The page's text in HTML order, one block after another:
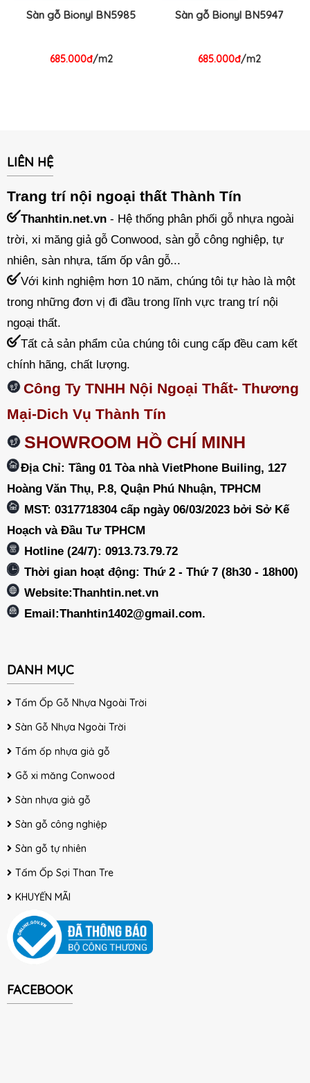
Sàn gỗ Bionyl BN5985
685.000đ/m2
Sàn gỗ Bionyl BN5947
685.000đ/m2
LIÊN HỆ
Trang trí nội ngoại thất Thành Tín
Thanhtin.net.vn - Hệ thống phân phối gỗ nhựa ngoài
trời, xi măng giả gỗ Conwood, sàn gỗ công nghiệp, tự
nhiên, sàn nhựa, tấm ốp vân gỗ...
Với kinh nghiệm hơn 10 năm, chúng tôi tự hào là một
trong những đơn vị đi đầu trong lĩnh vực trang trí nội
ngoại thất.
Tất cả sản phẩm của chúng tôi cung cấp đều cam kết
chính hãng, chất lượng.
Công Ty TNHH Nội Ngoại Thất- Thương
Mại-Dich Vụ Thành Tín
SHOWROOM HỒ CHÍ MINH
Địa Chỉ: Tầng 01 Tòa nhà VietPhone Builing, 127
Hoàng Văn Thụ, P.8, Quận Phú Nhuận, TPHCM
MST: 0317718304 cấp ngày 06/03/2023 bởi Sở Kế
Hoạch và Đầu Tư TPHCM
Hotline (24/7): 0913.73.79.72
Thời gian hoạt động: Thứ 2 - Thứ 7 (8h30 - 18h00)
Website:Thanhtin.net.vn
Email:Thanhtin1402@gmail.com.
DANH MỤC
Tấm Ốp Gỗ Nhựa Ngoài Trời
Sàn Gỗ Nhựa Ngoài Trời
Tấm ốp nhựa giả gỗ
Gỗ xi măng Conwood
Sàn nhựa giả gỗ
Sàn gỗ công nghiệp
Sàn gỗ tự nhiên
Tấm Ốp Sợi Than Tre
KHUYẾN MÃI
FACEBOOK